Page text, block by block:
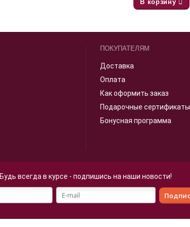
В корзину
ПОКУПАТЕЛЯМ
Доставка
Оплата
Как оформить заказ
Подарочные сертификаты
Бонусная программа
Будь всегда в курсе - подпишись на наши новости!